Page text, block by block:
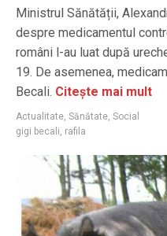
Ministrul Sănătății,
despre medicamentul
români l-au luat după
19. De asemenea,
Becali. Citește mai mult
Actualitate, Sănătate, Social
gigi becali, rafila